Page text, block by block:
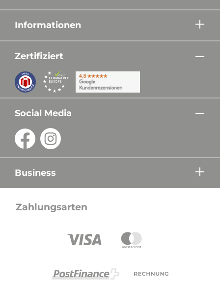
Informationen
Zertifiziert
Social Media
Business
Zahlungsarten